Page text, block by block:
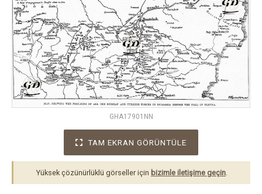
GHA17901NN
TAM EKRAN GÖRÜNTÜLE
Yüksek çözünürlüklü görseller için bizimle iletişime geçin.